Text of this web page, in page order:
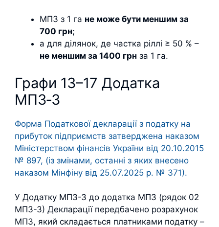
МПЗ з 1 га не може бути меншим за
700 грн;
а для ділянок, де частка ріллі ≥ 50 % –
не меншим за 1400 грн за 1 га.
Графи 13–17 Додатка
МПЗ‑З
Форма Податкової декларації з податку на
прибуток підприємств затверджена наказом
Міністерством фінансів України від 20.10.2015
№ 897, (із змінами, останні з яких внесено
наказом Мінфіну від 25.07.2025 р. № 371).
У Додатку МПЗ-З до додатка МПЗ (рядок 02
МПЗ-З) Декларації передбачено розрахунок
МПЗ, який складається платниками податку –